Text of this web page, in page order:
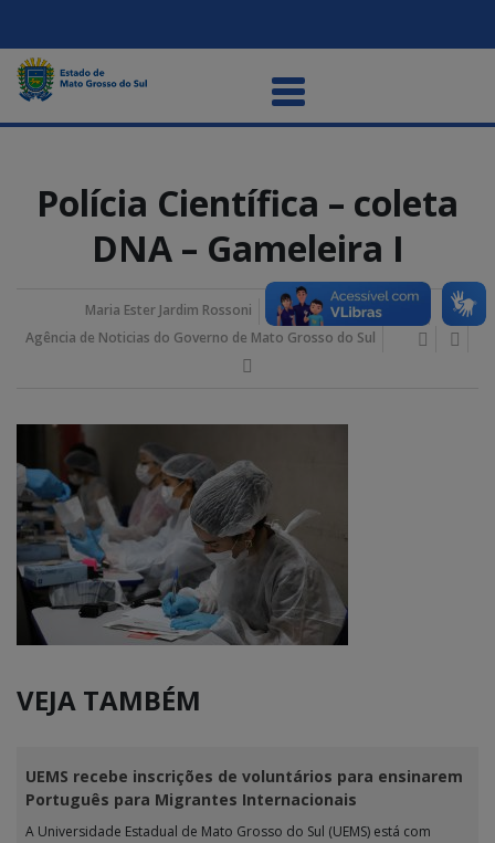
Polícia Científica – coleta
DNA – Gameleira I
Maria Ester Jardim Rossoni
29/maio/2026 2:47 pm
Agência de Noticias do Governo de Mato Grosso do Sul
VEJA TAMBÉM
UEMS recebe inscrições de voluntários para ensinarem
Português para Migrantes Internacionais
A Universidade Estadual de Mato Grosso do Sul (UEMS) está com